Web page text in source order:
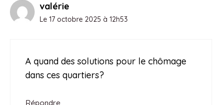
valérie
Le 17 octobre 2025 à 12h53
A quand des solutions pour le chômage
dans ces quartiers?
Répondre